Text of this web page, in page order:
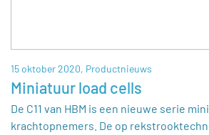
15 oktober 2020, Productnieuws
Miniatuur load cells
De C11 van HBM is een nieuwe serie
krachtopnemers. De op